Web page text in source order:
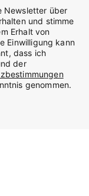
Newsletter über
und stimme
Erhalt von
Einwilligung kann
dass ich
der
genommen.